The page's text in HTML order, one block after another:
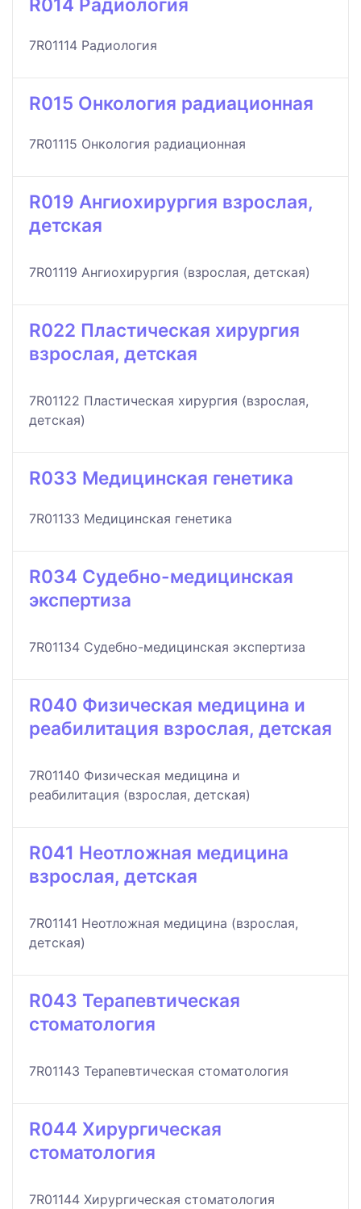
R014 Радиология
7R01114 Радиология
R015 Онкология радиационная
7R01115 Онкология радиационная
R019 Ангиохирургия взрослая,
детская
7R01119 Ангиохирургия (взрослая, детская)
R022 Пластическая хирургия
взрослая, детская
7R01122 Пластическая хирургия (взрослая,
детская)
R033 Медицинская генетика
7R01133 Медицинская генетика
R034 Судебно-медицинская
экспертиза
7R01134 Судебно-медицинская экспертиза
R040 Физическая медицина и
реабилитация взрослая, детская
7R01140 Физическая медицина и
реабилитация (взрослая, детская)
R041 Неотложная медицина
взрослая, детская
7R01141 Неотложная медицина (взрослая,
детская)
R043 Терапевтическая
стоматология
7R01143 Терапевтическая стоматология
R044 Хирургическая
стоматология
7R01144 Хирургическая стоматология